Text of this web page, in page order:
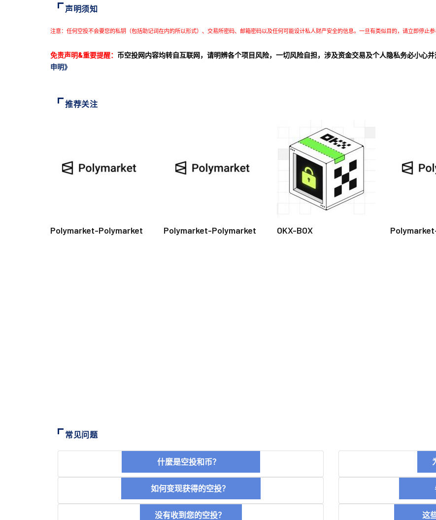
声明须知
注意：任何空投不会要您的私钥（包括助记词在内的所以形式）、交易所密码、邮箱密码以及任何可能设计私人财产安全的信息。一旦有类似目的，请立即停止参
免责声明&重要提醒： 币空投网内容均转自互联网，请明辨各个项目风险，一切风险自担，涉及资金交易及个人隐私务必小心
申明》
推荐关注
Polymarket-Polymarket Polymarket-Polymarket OKX-BOX
常见问题
什麼是空投和币？
如何变现获得的空投？ 參
没有收到您的空投？ 这些